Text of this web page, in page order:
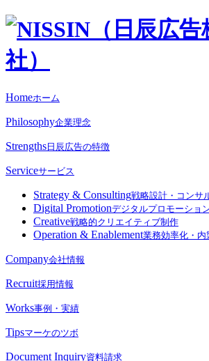
Homeホーム
Philosophy企業理念
Strengths 日辰広告の特徴
Serviceサービス
Strategy & Consulting戦略設計・コンサ
Digital Promotionデジタルプロモーショ
Creative戦略的クリエイティブ制作
Operation & Enablement業務効率化・内
Company会社情報
Recruit採用情報
Works事例・実績
Tipsマーケのツボ
Document Inquiry資料請求